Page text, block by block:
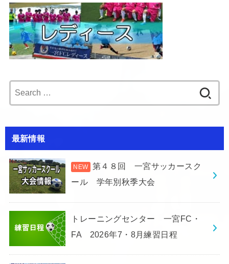
for:
最新情報
第４８回 一宮サッカースク
ール 学年別秋季大会
トレーニングセンター 一宮FC・
FA 2026年7・8月練習日程